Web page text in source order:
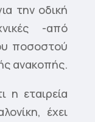
την οδική
-από
ποσοστού
ανακοπής.
η εταιρεία
έχει